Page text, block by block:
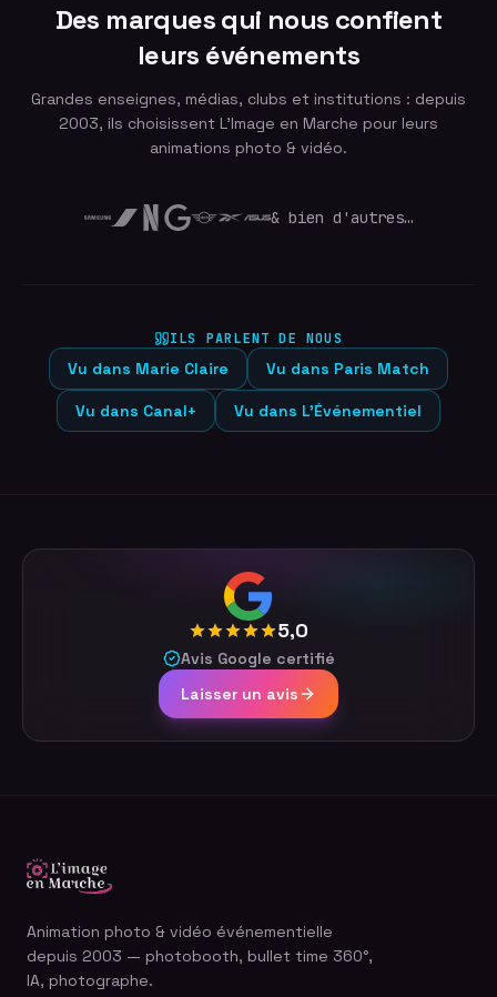
Des marques qui nous confient
leurs événements
Grandes enseignes, médias, clubs et institutions : depuis
2003, ils choisissent L'Image en Marche pour leurs
animations photo & vidéo.
& bien d'autres…
ILS PARLENT DE NOUS
Vu dans Marie Claire Vu dans Paris Match
Vu dans Canal+ Vu dans L'Événementiel
5,0
Avis Google certifié
Laisser un avis
Animation photo & vidéo événementielle
depuis 2003 — photobooth, bullet time 360°,
IA, photographe.